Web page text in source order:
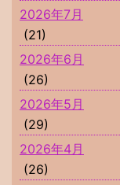
2026年7月
(21)
2026年6月
(26)
2026年5月
(29)
2026年4月
(26)